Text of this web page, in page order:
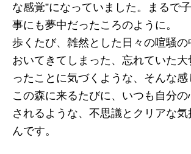
な感覚”になっていました。まるで
事にも夢中だったころのように。
歩くたび、雑然とした日々の喧騒
おいてきてしまった、忘れていた
ったことに気づくような、そんな感
この森に来るたびに、いつも自分の
されるような、不思議とクリアな気
んです。